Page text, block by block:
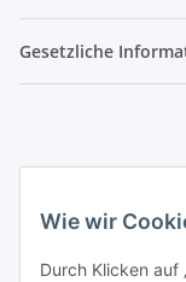
Wie wir
Durch Klicken auf
Gesetzliche